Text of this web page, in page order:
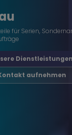
für Serien,
Dienstleistungen
aufnehmen